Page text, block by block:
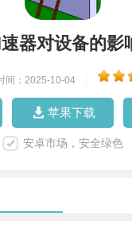
器对设备的影
间：2025-10-04
苹果下载
安卓市场，安全绿色